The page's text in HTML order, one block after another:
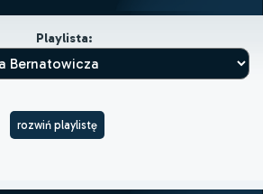
Playlista:
rozwiń playlistę